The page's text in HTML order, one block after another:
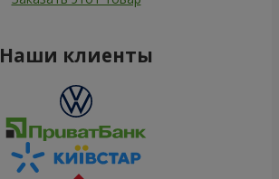
Наши клиенты